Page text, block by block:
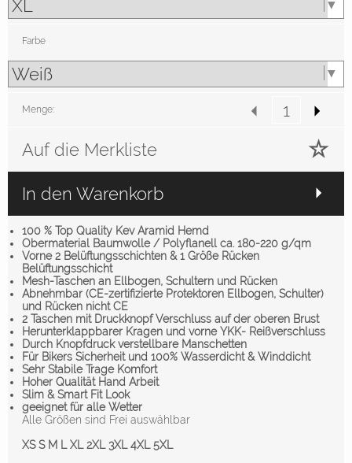
Farbe
Menge:
Auf die Merkliste
In den Warenkorb
100 % Top Quality Kev Aramid Hemd
Obermaterial Baumwolle / Polyflanell ca. 180-220 g/qm
Vorne 2 Belüftungsschichten & 1 Größe Rücken
Belüftungsschicht
Mesh-Taschen an Ellbogen, Schultern und Rücken
Abnehmbar (CE-zertifizierte Protektoren Ellbogen, Schulter)
und Rücken nicht CE
2 Taschen mit Druckknopf Verschluss auf der oberen Brust
Herunterklappbarer Kragen und vorne YKK- Reißverschluss
Durch Knopfdruck verstellbare Manschetten
Für Bikers Sicherheit und 100% Wasserdicht & Winddicht
Sehr Stabile Trage Komfort
Hoher Qualität Hand Arbeit
Slim & Smart Fit Look
geeignet für alle Wetter
Alle Größen sind Frei auswählbar
XS S M L XL 2XL 3XL 4XL 5XL